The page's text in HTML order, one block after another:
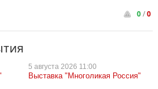
0/0
5 августа 2026 11:00
Выставка "Многоликая Россия"